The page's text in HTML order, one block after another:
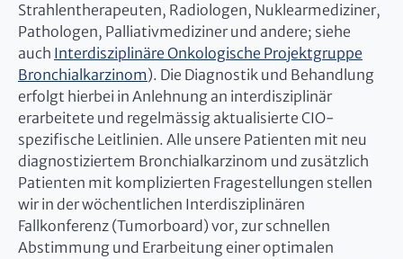
Strahlentherapeuten, Radiologen, Nuklearmediziner,
Pathologen, Palliativmediziner und andere; siehe
auch Interdisziplinäre Onkologische Projektgruppe
Bronchialkarzinom). Die Diagnostik und Behandlung
erfolgt hierbei in Anlehnung an interdisziplinär
erarbeitete und regelmässig aktualisierte CIO-
spezifische Leitlinien. Alle unsere Patienten mit neu
diagnostiziertem Bronchialkarzinom und zusätzlich
Patienten mit komplizierten Fragestellungen stellen
wir in der wöchentlichen Interdisziplinären
Fallkonferenz (Tumorboard) vor, zur schnellen
Abstimmung und Erarbeitung einer optimalen